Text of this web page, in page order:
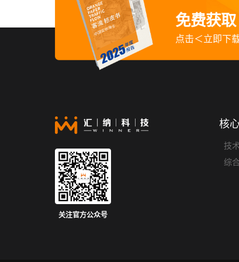
六、您作为个人信息主体享有的权利
七、 您如何联系我们
八、其他
一、 我们如何收集和使用您的个人信息
我们会遵循法律规定的正当、合法、必要
我们可能就以下三种目的收集和使用的您的
当您申请与我们进行商务合作或申领行业
免费获
点击＜立即下
关注官方公众号
核
技
综